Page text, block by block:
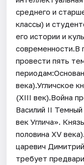
среднего и
классы) и
его истории и
современности.В
провести пять
века).Угличское
(XIII век).Война
Василий II
век Углича».
половина XV
царевич
требует